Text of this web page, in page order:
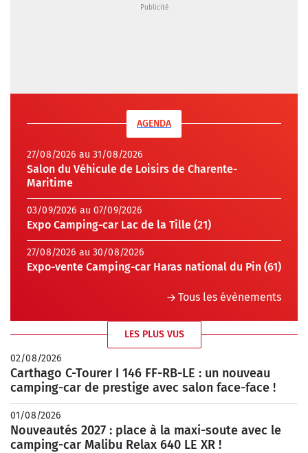
AGENDA
27/08/2026 au 31/08/2026
Salon du Véhicule de Loisirs de Charente-
Maritime
03/09/2026 au 07/09/2026
Expo Camping-car Lac de la Tille (21)
27/08/2026 au 30/08/2026
Expo-vente Camping-car Haras national du Pin (61)
Tous les évènements
LES PLUS VUS
02/08/2026
Carthago C-Tourer I 146 FF-RB-LE : un nouveau
camping-car de prestige avec salon face-face !
01/08/2026
Nouveautés 2027 : place à la maxi-soute avec le
camping-car Malibu Relax 640 LE XR !